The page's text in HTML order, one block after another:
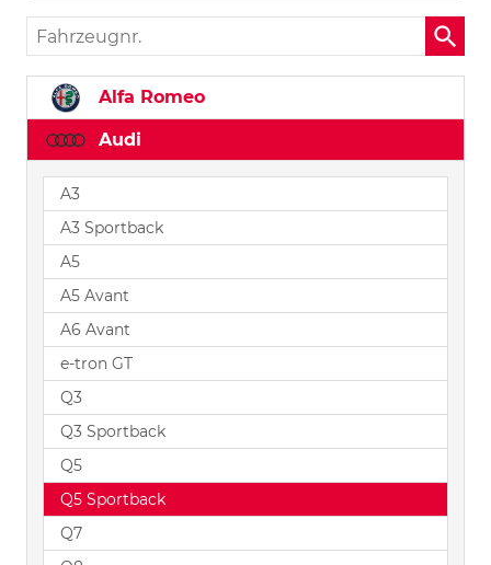
Fahrzeugnr.
Alfa Romeo
Audi
A3
A3 Sportback
A5
A5 Avant
A6 Avant
e-tron GT
Q3
Q3 Sportback
Q5
Q5 Sportback
Q7